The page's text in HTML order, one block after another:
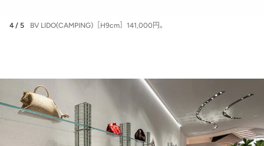
4 / 5 BV LIDO(CAMPING)［H9cm］141,000円。